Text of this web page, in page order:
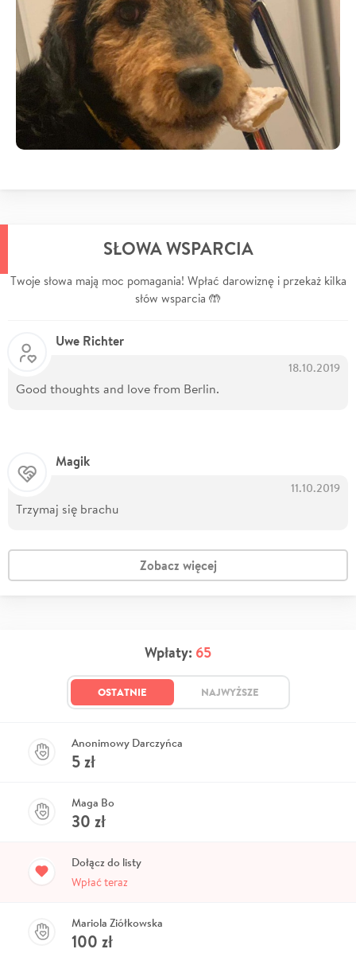
SŁOWA WSPARCIA
Twoje słowa mają moc pomagania! Wpłać darowiznę i przekaż kilka
słów wsparcia 🤲
Uwe Richter
18.10.2019
Good thoughts and love from Berlin.
Magik
11.10.2019
Trzymaj się brachu
Zobacz więcej
Wpłaty: 65
OSTATNIE NAJWYŻSZE
Anonimowy Darczyńca
5zł
Maga Bo
30 zł
Dołącz do listy
Wpłać teraz
Mariola Ziółkowska
100 zł